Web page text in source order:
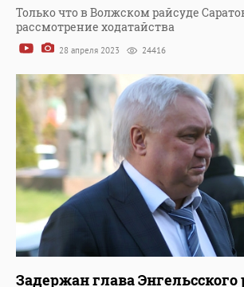
Только что в Волжском райсуде
рассмотрение ходатайства
28 апреля 2023 24416
Задержан глава Энгельсского